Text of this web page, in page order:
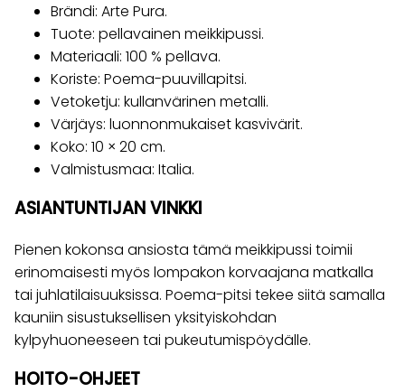
Brändi: Arte Pura.
Tuote: pellavainen meikkipussi.
Materiaali: 100 % pellava.
Koriste: Poema-puuvillapitsi.
Vetoketju: kullanvärinen metalli.
Värjäys: luonnonmukaiset kasvivärit.
Koko: 10 × 20 cm.
Valmistusmaa: Italia.
ASIANTUNTIJAN VINKKI
Pienen kokonsa ansiosta tämä meikkipussi toimii
erinomaisesti myös lompakon korvaajana matkalla
tai juhlatilaisuuksissa. Poema-pitsi tekee siitä samalla
kauniin sisustuksellisen yksityiskohdan
kylpyhuoneeseen tai pukeutumispöydälle.
HOITO-OHJEET